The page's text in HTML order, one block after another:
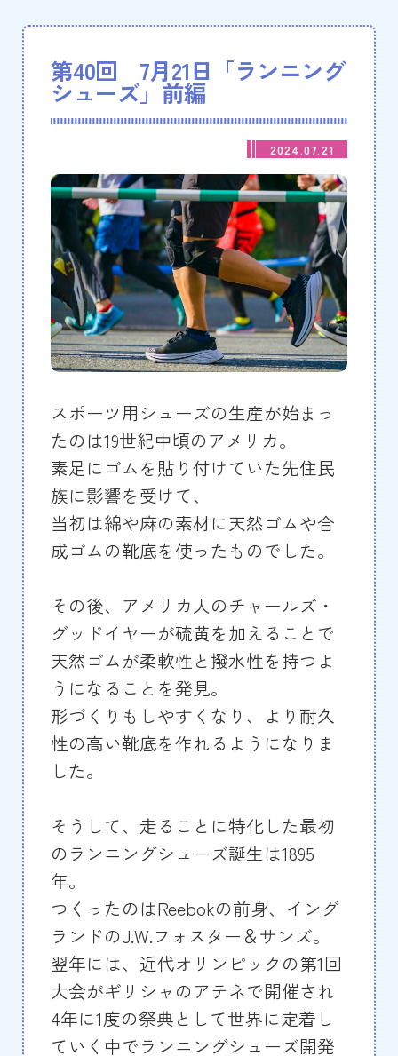
第40回 7月21日「ランニング
シューズ」前編
2024.07.21
スポーツ用シューズの生産が始まっ
たのは19世紀中頃のアメリカ。
素足にゴムを貼り付けていた先住民
族に影響を受けて、
当初は綿や麻の素材に天然ゴムや合
成ゴムの靴底を使ったものでした。
その後、アメリカ人のチャールズ・
グッドイヤーが硫黄を加えることで
天然ゴムが柔軟性と撥水性を持つよ
うになることを発見。
形づくりもしやすくなり、より耐久
性の高い靴底を作れるようになりま
した。
そうして、走ることに特化した最初
のランニングシューズ誕生は1895
年。
つくったのはReebokの前身、イング
ランドのJ.W.フォスター＆サンズ。
翌年には、近代オリンピックの第1回
大会がギリシャのアテネで開催され
4年に1度の祭典として世界に定着し
ていく中でランニングシューズ開発